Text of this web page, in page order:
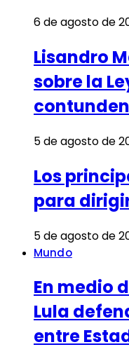
6 de agosto de
Lisandro
sobre la
5 de agosto de
Los
para
5 de agosto de
Mundo
En medio
Lula
entre